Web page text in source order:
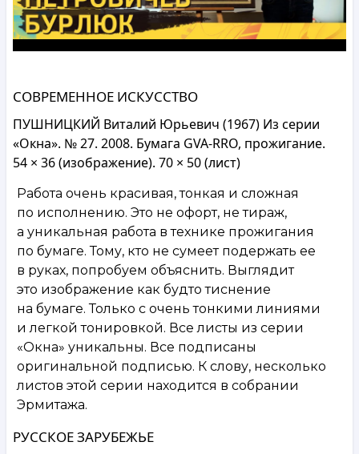
СОВРЕМЕННОЕ ИСКУССТВО
ПУШНИЦКИЙ Виталий Юрьевич (1967) Из серии
«Окна». № 27. 2008. Бумага GVA-RRO, прожигание.
54 × 36 (изображение). 70 × 50 (лист)
Работа очень красивая, тонкая и сложная
по исполнению. Это не офорт, не тираж,
а уникальная работа в технике прожигания
по бумаге. Тому, кто не сумеет подержать ее
в руках, попробуем объяснить. Выглядит
это изображение как будто тиснение
на бумаге. Только с очень тонкими линиями
и легкой тонировкой. Все листы из серии
«Окна» уникальны. Все подписаны
оригинальной подписью. К слову, несколько
листов этой серии находится в собрании
Эрмитажа.
РУССКОЕ ЗАРУБЕЖЬЕ